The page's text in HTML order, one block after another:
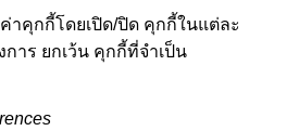
าคุกกี้โดยเปิด/ปิด คุกกี้ในแต่ละ
าร ยกเว้น คุกกี้ที่จำเป็น